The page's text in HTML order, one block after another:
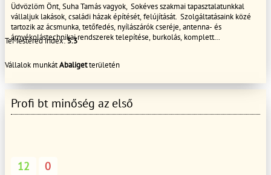
Üdvözlöm Önt, Suha Tamás vagyok, Sokéves szakmai tapasztalatunkkal
vállaljuk lakások, családi házak építését, felújítását. Szolgáltatásaink közé
tartozik az ácsmunka, tetőfedés, nyílászárók cseréje, antenna- és
árnyékolástechnikai rendszerek telepítése, burkolás, komplett
és -mosás. Biztos kézzel, megbízhatóan!
TeMestered index:5.3
Vállalok munkátAbaligetterületén
Profi bt minőség az első
12 0